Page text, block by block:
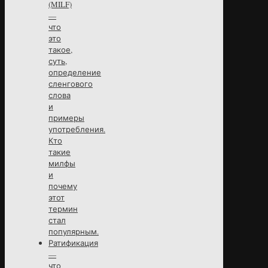
(MILF)
—
что
это
такое,
суть,
определение
сленгового
слова
и
примеры
употребления.
Кто
такие
милфы
и
почему
этот
термин
стал
популярным.
Ратификация
—
что